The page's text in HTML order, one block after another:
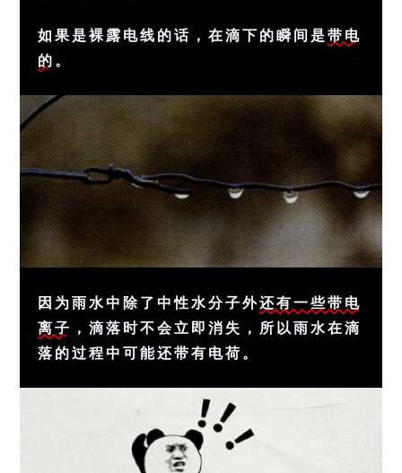
如果是裸露电线的话，在滴下的瞬间是带电
的。
因为雨水中除了中性水分子外还有一些带电
离子 ，滴落时不会立即消失，所以雨水在滴
落的过程中可能还带有电荷。